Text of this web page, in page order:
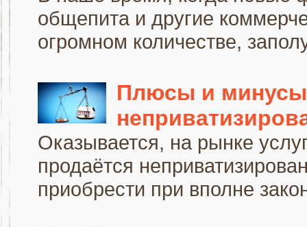
общепита и другие
огромном количестве,
Плюсы и минусы
Оказывается, на рынке
продаётся
приобрести при вполне